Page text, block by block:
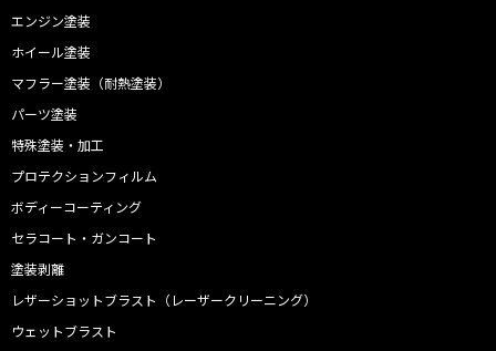
エンジン塗装
ホイール塗装
マフラー塗装（耐熱塗装）
パーツ塗装
特殊塗装・加工
プロテクションフィルム
ボディーコーティング
セラコート・ガンコート
塗装剥離
レザーショットブラスト（レーザークリーニング）
ウェットブラスト